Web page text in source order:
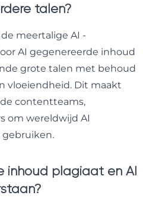
talen?
meertalige AI -
AI gegenereerde inhoud
grote talen met behoud
vloeiendheid. Dit maakt
contentteams,
om wereldwijd AI
gebruiken.
inhoud plagiaat en AI